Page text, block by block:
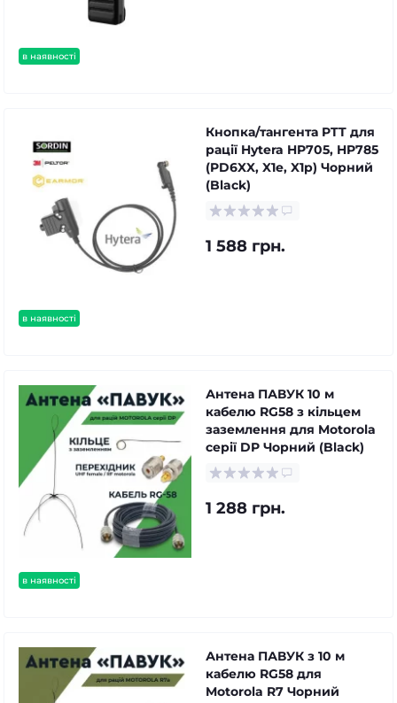
в наявності
в наявності
Кнопка/тангента PTT для
рації Hytera HP705, HP785
(PD6XX, X1e, X1p) Чорний
(Black)
1 588 грн.
в наявності
Антена ПАВУК 10 м
кабелю RG58 з кільцем
заземлення для Motorola
серії DP Чорний (Black)
1 288 грн.
Антена ПАВУК з 10 м
кабелю RG58 для
Motorola R7 Чорний